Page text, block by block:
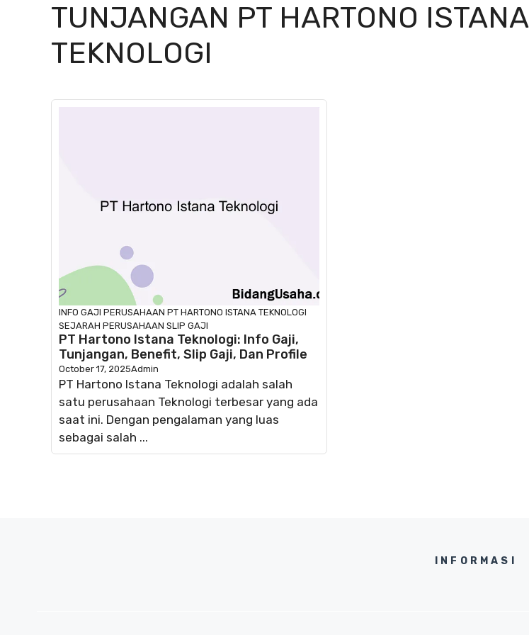
TUNJANGAN PT HARTONO ISTANA
TEKNOLOGI
INFO GAJI PERUSAHAAN PT HARTONO ISTANA TEKNOLOGI
SEJARAH PERUSAHAAN SLIP GAJI
PT Hartono Istana Teknologi: Info Gaji,
Tunjangan, Benefit, Slip Gaji, Dan Profile
October 17, 2025Admin
PT Hartono Istana Teknologi adalah salah
satu perusahaan Teknologi terbesar yang ada
saat ini. Dengan pengalaman yang luas
sebagai salah ...
INFORMASI